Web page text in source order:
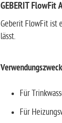
GEBERIT
Geberit FlowFit ist
lässt.
Für
Für